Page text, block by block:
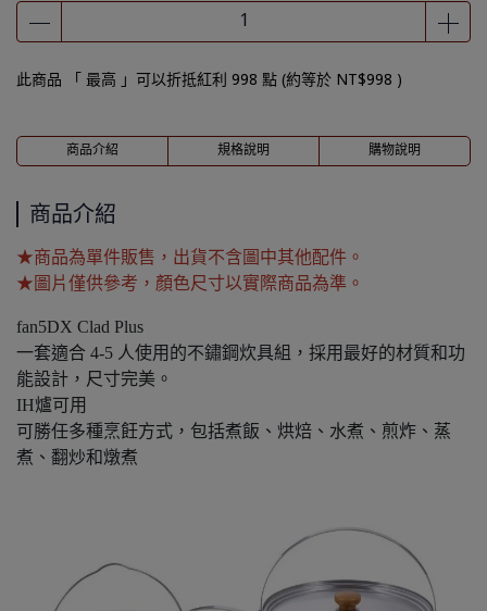
此商品 「 最高 」可以折抵紅利 998 點 (約等於 NT$998 )
商品介紹 規格說明 購物說明
商品介紹
★商品為單件販售，出貨不含圖中其他配件。
★圖片僅供參考，顏色尺寸以實際商品為準。
fan5DX Clad Plus
一套適合 4-5 人使用的不鏽鋼炊具組，採用最好的材質和功
能設計，尺寸完美。
IH爐可用
可勝任多種烹飪方式，包括煮飯、烘焙、水煮、煎炸、蒸
煮、翻炒和燉煮